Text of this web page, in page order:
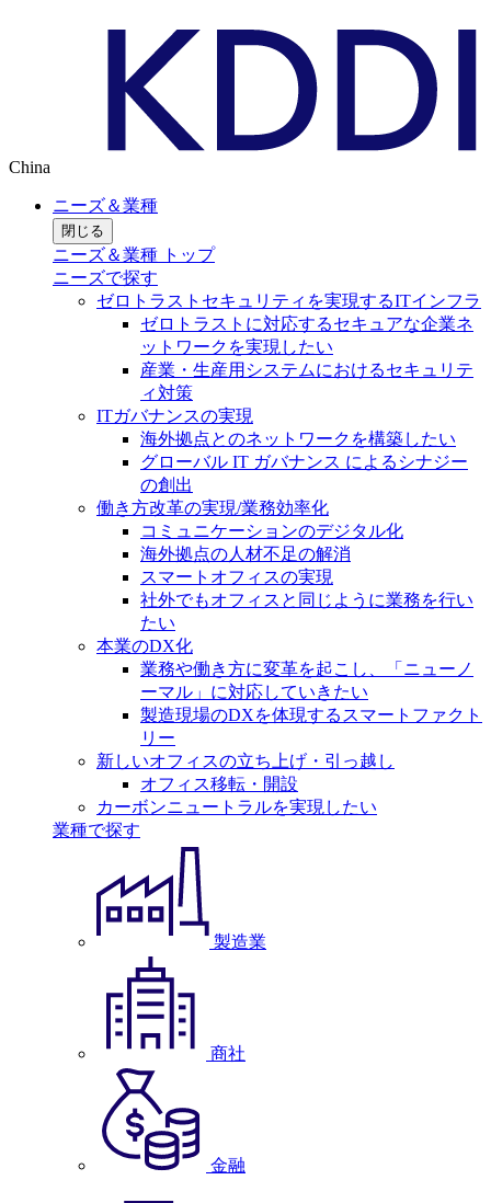
China
ニーズ＆業種
閉じる
ニーズ＆業種 トップ
ニーズで探す
ゼロトラストセキュリティを実現するITインフラ
ゼロトラストに対応するセキュアな企業ネ
ットワークを実現したい
産業・生産用システムにおけるセキュリテ
ィ対策
ITガバナンスの実現
海外拠点とのネットワークを構築したい
グローバル IT ガバナンス によるシナジー
の創出
働き方改革の実現/業務効率化
コミュニケーションのデジタル化
海外拠点の人材不足の解消
スマートオフィスの実現
社外でもオフィスと同じように業務を行い
たい
本業のDX化
業務や働き方に変革を起こし、「ニューノ
ーマル」に対応していきたい
製造現場のDXを体現するスマートファクト
リー
新しいオフィスの立ち上げ・引っ越し
オフィス移転・開設
カーボンニュートラルを実現したい
業種で探す
製造業
商社
金融